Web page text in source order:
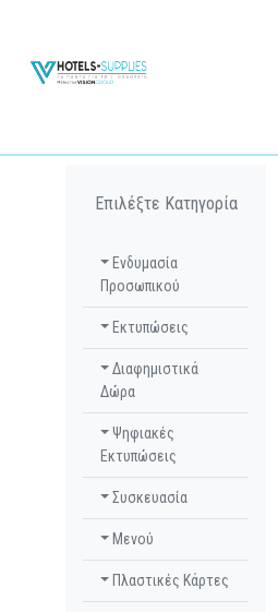
Επιλέξτε Κατηγορία
Ενδυμασία
Προσωπικού
Εκτυπώσεις
Διαφημιστικά
Δώρα
Ψηφιακές
Εκτυπώσεις
Συσκευασία
Μενού
Πλαστικές Κάρτες